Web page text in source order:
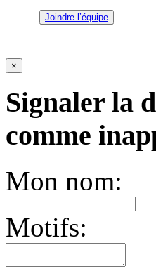
Joindre l’équipe
×
Signaler la
comme
Mon nom:
Motifs: